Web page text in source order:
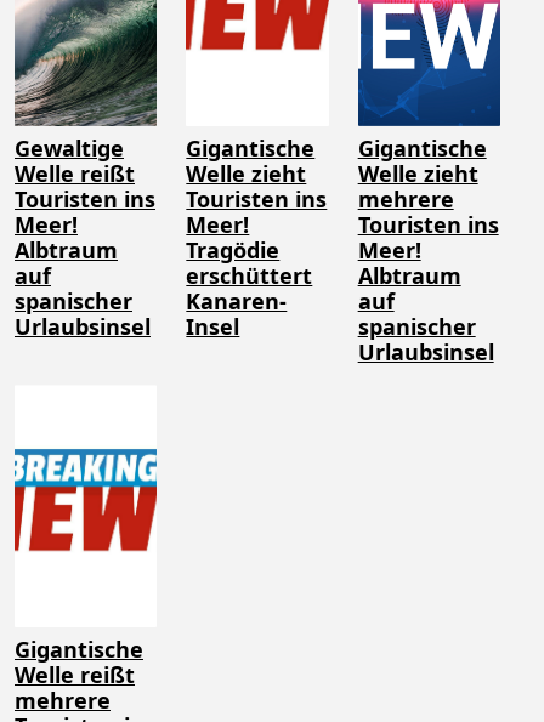
Gewaltige
Welle reißt
Touristen ins
Meer!
Albtraum
auf
spanischer
Urlaubsinsel
Gigantische
Welle zieht
Touristen ins
Meer!
Tragödie
erschüttert
Kanaren-
Insel
Gigantische
Welle zieht
mehrere
Touristen ins
Meer!
Albtraum
auf
spanischer
Urlaubsinsel
Gigantische
Welle reißt
mehrere